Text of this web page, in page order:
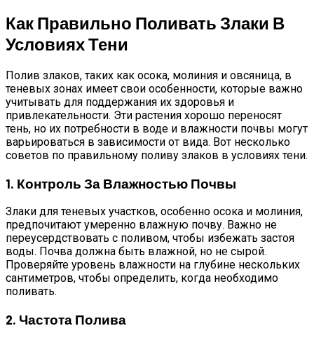
Как Правильно Поливать Злаки В
Условиях Тени
Полив злаков, таких как осока, молиния и овсяница, в
теневых зонах имеет свои особенности, которые важно
учитывать для поддержания их здоровья и
привлекательности. Эти растения хорошо переносят
тень, но их потребности в воде и влажности почвы могут
варьироваться в зависимости от вида. Вот несколько
советов по правильному поливу злаков в условиях тени.
1. Контроль За Влажностью Почвы
Злаки для теневых участков, особенно осока и молиния,
предпочитают умеренно влажную почву. Важно не
переусердствовать с поливом, чтобы избежать застоя
воды. Почва должна быть влажной, но не сырой.
Проверяйте уровень влажности на глубине нескольких
сантиметров, чтобы определить, когда необходимо
поливать.
2. Частота Полива